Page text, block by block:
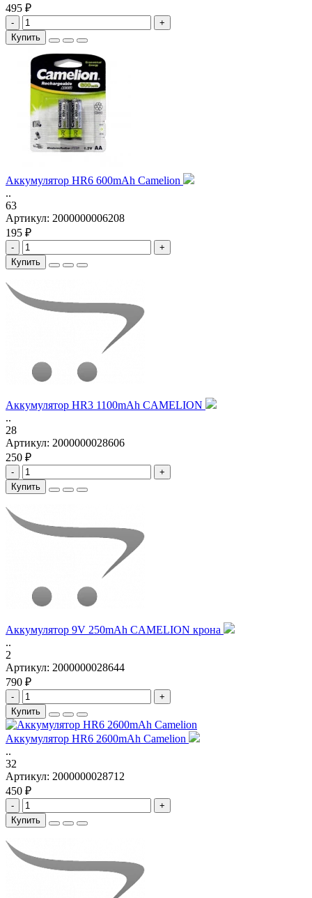
495 ₽
-
+
Купить
Аккумулятор HR6 600mAh Camelion
..
63
Артикул: 2000000006208
195 ₽
-
+
Купить
Аккумулятор HR3 1100mAh CAMELION
..
28
Артикул: 2000000028606
250 ₽
-
+
Купить
Аккумулятор 9V 250mAh CAMELION крона
..
2
Артикул: 2000000028644
790 ₽
-
+
Купить
Аккумулятор HR6 2600mAh Camelion
..
32
Артикул: 2000000028712
450 ₽
-
+
Купить